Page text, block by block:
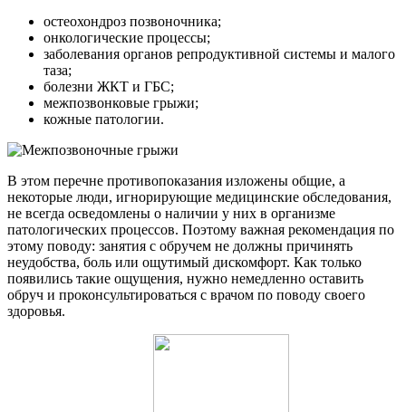
остеохондроз позвоночника;
онкологические процессы;
заболевания органов репродуктивной системы и малого
таза;
болезни ЖКТ и ГБС;
межпозвонковые грыжи;
кожные патологии.
В этом перечне противопоказания изложены общие, а
некоторые люди, игнорирующие медицинские обследования,
не всегда осведомлены о наличии у них в организме
патологических процессов. Поэтому важная рекомендация по
этому поводу: занятия с обручем не должны причинять
неудобства, боль или ощутимый дискомфорт. Как только
появились такие ощущения, нужно немедленно оставить
обруч и проконсультироваться с врачом по поводу своего
здоровья.